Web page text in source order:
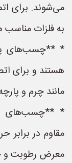
می‌شوند. برای
به فلزات مناسب
* **چسب‌های
هستند و برای
مانند چرم و
* **چسب‌های
مقاوم در برابر
معرض رطوبت و